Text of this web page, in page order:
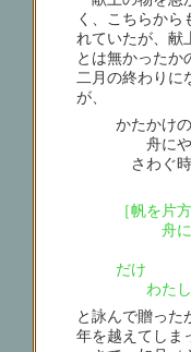
く、こちらから
れていたが、献
とは無かったか
二月の終わりに
が、
かたかけの
舟にや
さわぐ
と
［帆を片
舟にで
白波が
だけ
わたし
と詠んで贈った
年を越えてしま